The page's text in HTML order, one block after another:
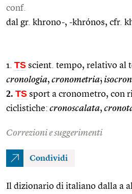
conf.
dal gr. khrono-, -khrónos, cfr.
1. TS scient. tempo, relativo al
cronologia, cronometria;
2. TS sport a cronometro, con
ciclistiche: cronoscalata,
Correzioni e suggerimenti
Condividi
Il dizionario di italiano dalla a